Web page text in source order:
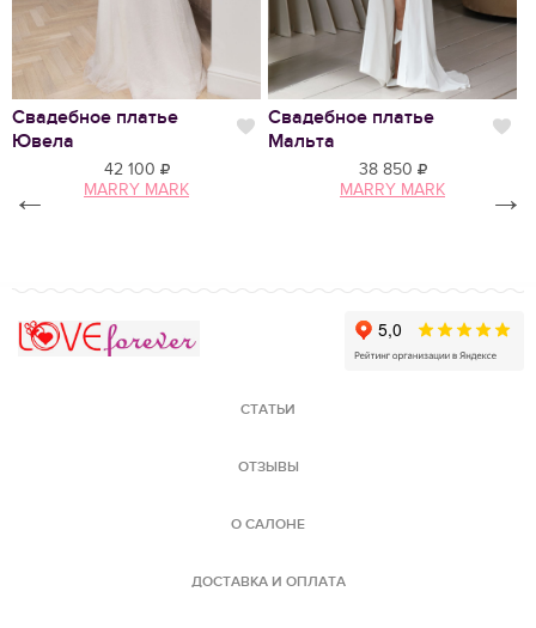
Свадебное платье
Ювела
Нравится
42 100
MARRY MARK
Свадебное платье
Мальта
38 850
MARRY MARK
← →
СТАТЬИ
ОТЗЫВЫ
О САЛОНЕ
ДОСТАВКА И ОПЛАТА